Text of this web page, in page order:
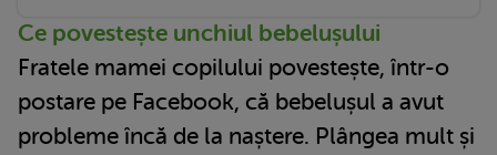
Ce povestește unchiul bebelușului
Fratele mamei copilului povestește, într-o
postare pe Facebook, că bebelușul a avut
probleme încă de la naștere. Plângea mult și